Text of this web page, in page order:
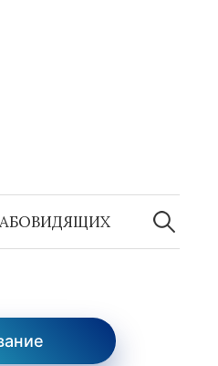
Найти: